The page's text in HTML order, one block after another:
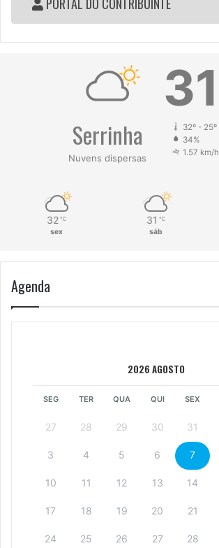
PORTAL DO CONTRIBUINTE
Serrinha
Nuvens dispersas
31
32º - 25º
34%
1.57 km/h
32 ℃
sex
31 ℃
sáb
Agenda
2026 AGOSTO
SEG TER QUA QUI SEX
27 28 29 30 31
3 4 5 6 7
10 11 12 13 14
17 18 19 20 21
24 25 26 27 28